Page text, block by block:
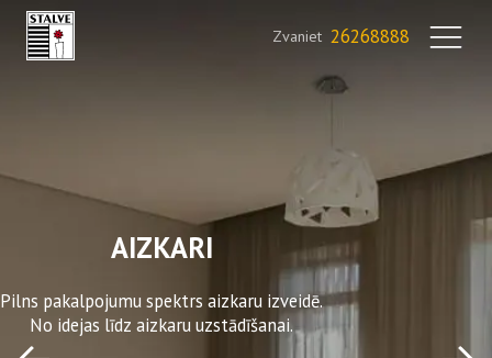
Zvaniet 26268888
AIZKARI
Pilns pakalpojumu spektrs aizkaru izveidē.
No idejas līdz aizkaru uzstādīšanai.